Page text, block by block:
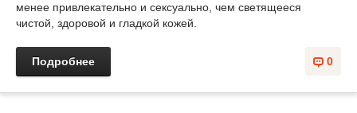
менее привлекательно и сексуально, чем светящееся
чистой, здоровой и гладкой кожей.
0
Подробнее